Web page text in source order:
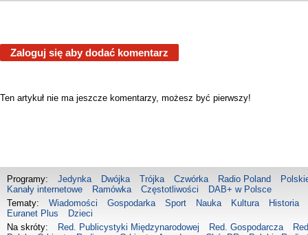
Zaloguj się aby dodać komentarz
Ten artykuł nie ma jeszcze komentarzy, możesz być pierwszy!
Programy: Jedynka Dwójka Trójka Czwórka Radio Poland
Kanały internetowe
Ramówka Częstotliwości
DAB+ w Polsce
Tematy:
Wiadomości Gospodarka Sport Nauka Kultura
Historia
Euranet Plus
Dzieci
Na skróty:
Red. Publicystyki Międzynarodowej Red. Gospodarcza